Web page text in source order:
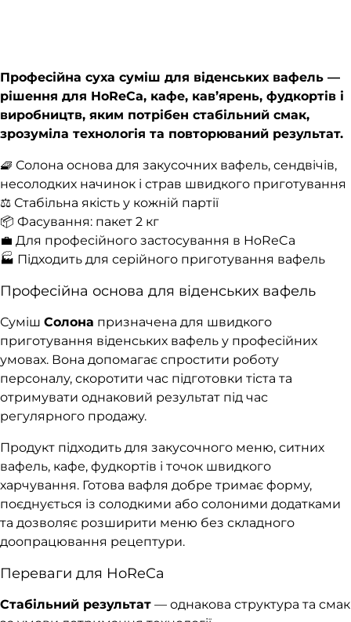
Професійна суха суміш для віденських вафель —
рішення для HoReCa, кафе, кав’ярень, фудкортів і
виробництв, яким потрібен стабільний смак,
зрозуміла технологія та повторюваний результат.
🧇 Солона основа для закусочних вафель, сендвічів,
несолодких начинок і страв швидкого приготування
⚖️ Стабільна якість у кожній партії
📦 Фасування: пакет 2 кг
💼 Для професійного застосування в HoReCa
🏭 Підходить для серійного приготування вафель
Професійна основа для віденських вафель
Суміш Солона призначена для швидкого
приготування віденських вафель у професійних
умовах. Вона допомагає спростити роботу
персоналу, скоротити час підготовки тіста та
отримувати однаковий результат під час
регулярного продажу.
Продукт підходить для закусочного меню, ситних
вафель, кафе, фудкортів і точок швидкого
харчування. Готова вафля добре тримає форму,
поєднується із солодкими або солоними додатками
та дозволяє розширити меню без складного
доопрацювання рецептури.
Переваги для HoReCa
Стабільний результат — однакова структура та смак